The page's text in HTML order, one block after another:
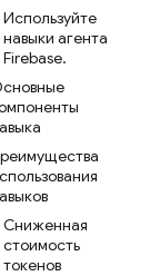
Используйте
навыки агента
Firebase.
Сниженная
стоимость
токенов